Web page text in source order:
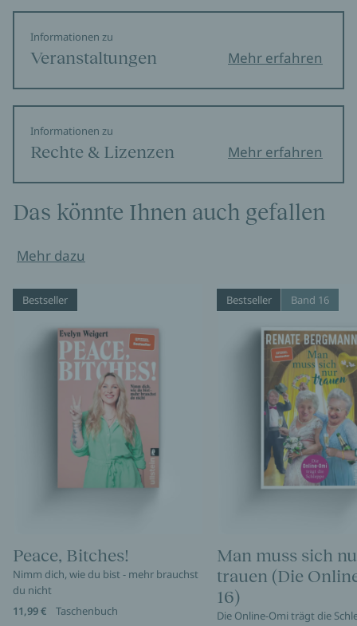
Informationen zu
Veranstaltungen Mehr erfahren
Informationen zu
Rechte & Lizenzen Mehr erfahren
Das könnte Ihnen auch gefallen
Mehr dazu
Bestseller
Peace, Bitches!
Nimm dich, wie du bist - mehr brauchst
du nicht
11,99 €
Taschenbuch
Bestseller Band 16
Man muss sich
trauen (Die
16)
Die Online-Omi trägt die